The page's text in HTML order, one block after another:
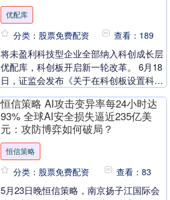
优配库
分类：股票免费配资 查看：189
将未盈利科技型企业全部纳入科创成长层
优配库，科创板开启新一轮改革。 6月18
日，证监会发布《关于在科创板设置科创
（下称《科创板....
恒信策略 AI攻击变异率每24小时达
93% 全球AI安全损失逼近235亿美
元：攻防博弈如何破局？
恒信策略
分类：股票免费配资 查看：83
5月23日晚恒信策略，南京扬子江国际会